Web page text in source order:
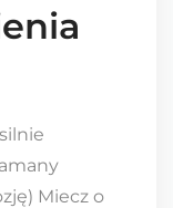
Miecz o